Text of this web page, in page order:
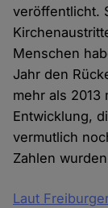
veröffentlicht.
Menschen
Jahr den
mehr als 2013
Entwicklung,
vermutlich
Zahlen
Laut